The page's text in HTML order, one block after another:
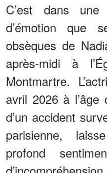
C’est dans une
d’émotion que
obsèques de
après-midi à
Montmartre.
avril 2026 à
d’un accident
parisienne,
profond